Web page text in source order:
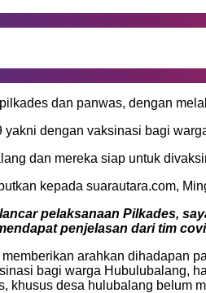
dan panwas, dengan
dengan vaksinasi bagi
dan mereka siap untuk
kepada suarautara.com,
pelaksanaan Pilkades,
penjelasan dari tim
memberikan arahkan dihadapan
bagi warga Hubulubalang,
khusus desa hulubalang